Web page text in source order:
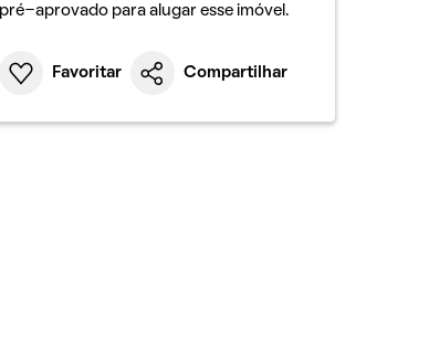
pré-aprovado para alugar esse imóvel.
Favoritar Compartilhar